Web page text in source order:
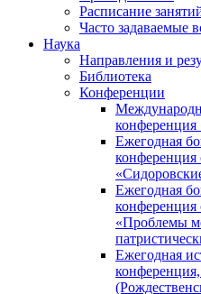
Расписание
Часто задаваемые
Наука
Направления и
Библиотека
Конференции
Ежегодная
Ежегодная
«Проблемы
Ежегодная